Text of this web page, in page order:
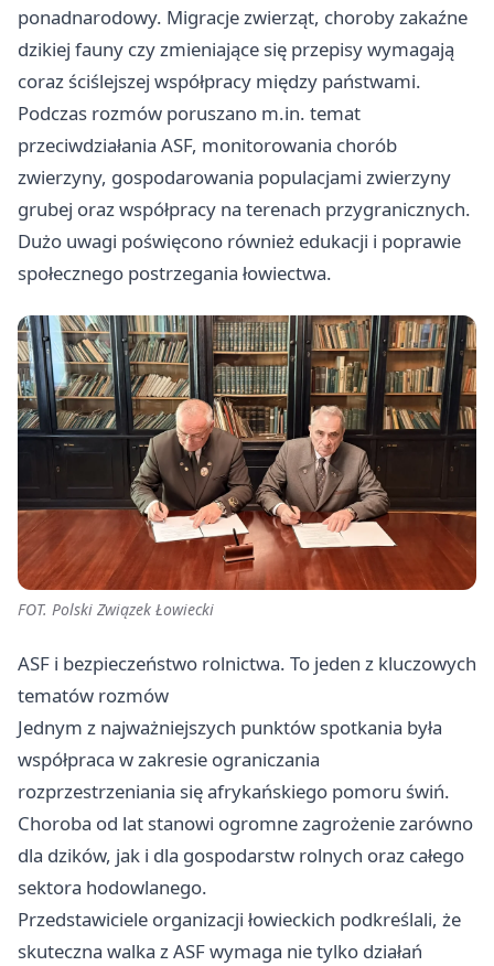
ponadnarodowy. Migracje zwierząt, choroby zakaźne
dzikiej fauny czy zmieniające się przepisy wymagają
coraz ściślejszej współpracy między państwami.
Podczas rozmów poruszano m.in. temat
przeciwdziałania ASF, monitorowania chorób
zwierzyny, gospodarowania populacjami zwierzyny
grubej oraz współpracy na terenach przygranicznych.
Dużo uwagi poświęcono również edukacji i poprawie
społecznego postrzegania łowiectwa.
FOT. Polski Związek Łowiecki
ASF i bezpieczeństwo rolnictwa. To jeden z kluczowych
tematów rozmów
Jednym z najważniejszych punktów spotkania była
współpraca w zakresie ograniczania
rozprzestrzeniania się afrykańskiego pomoru świń.
Choroba od lat stanowi ogromne zagrożenie zarówno
dla dzików, jak i dla gospodarstw rolnych oraz całego
sektora hodowlanego.
Przedstawiciele organizacji łowieckich podkreślali, że
skuteczna walka z ASF wymaga nie tylko działań